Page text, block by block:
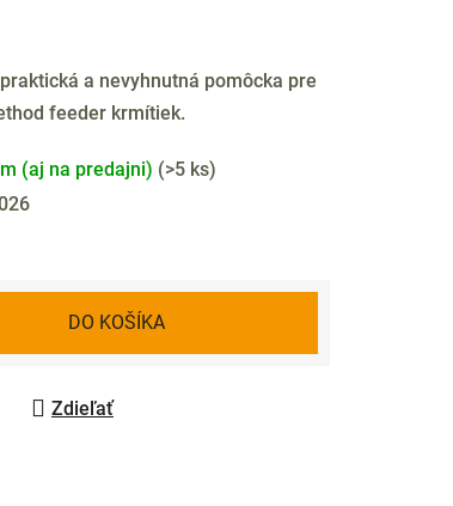
a nevyhnutná pomôcka pre
feeder krmítiek.
(aj na predajni) (>5 ks)
DO KOŠÍKA
Zdieľať